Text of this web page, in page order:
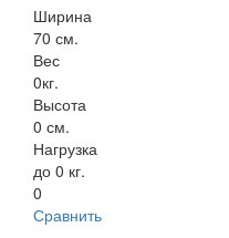
Ширина
70 см.
Вес
0кг.
Высота
0 см.
Нагрузка
до 0 кг.
0
Сравнить